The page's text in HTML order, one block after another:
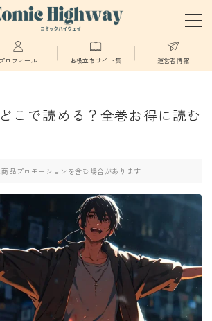
プロフィール お役立ちサイト集 運営者情報
こで読める？全巻お得に読む
品プロモーションを含む場合があります